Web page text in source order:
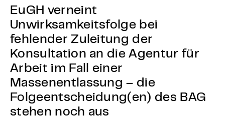
EuGH verneint
Unwirksamkeitsfolge bei
fehlender Zuleitung der
Konsultation an die Agentur für
Arbeit im Fall einer
Massenentlassung – die
Folgeentscheidung(en) des BAG
stehen noch aus